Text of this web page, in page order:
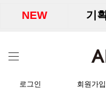
NEW 기
로그인 회원가입